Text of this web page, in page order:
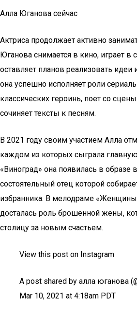
Алла Юганова сейчас
Актриса продолжает активно
Юганова снимается в кино, играет в
оставляет планов реализовать
она успешно исполняет роли
классических героинь, поет со
сочиняет тексты к песням.
В 2021 году своим участием Алла
каждом из которых сыграла
«Виноград» она появилась в
состоятельный отец которой
избранника. В мелодраме
досталась роль брошенной жены,
столицу за новым счастьем.
View this post on Instagram
A post shared by алла юганова
Mar 10, 2021 at 4:18am PDT